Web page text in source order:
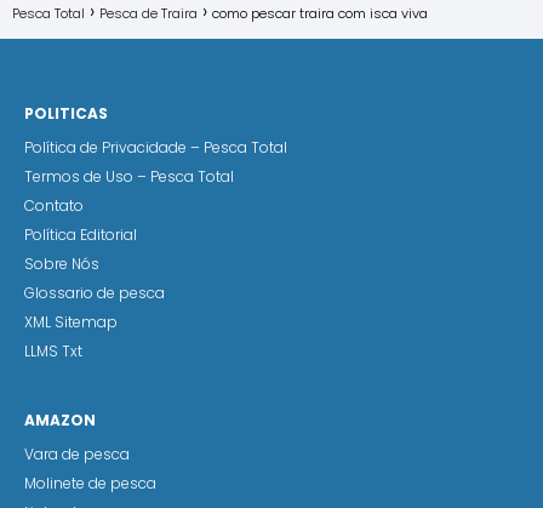
Pesca Total Pesca de Traira como pescar traira com isca viva
POLITICAS
Política de Privacidade – Pesca Total
Termos de Uso – Pesca Total
Contato
Política Editorial
Sobre Nós
Glossario de pesca
XML Sitemap
LLMS Txt
AMAZON
Vara de pesca
Molinete de pesca